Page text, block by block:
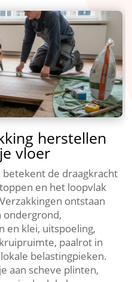
herstellen
vloer
de draagkracht
en het loopvlak
ontstaan
ondergrond,
en klei, uitspoeling,
paalrot in
belastingpieken.​
aan scheve plinten,